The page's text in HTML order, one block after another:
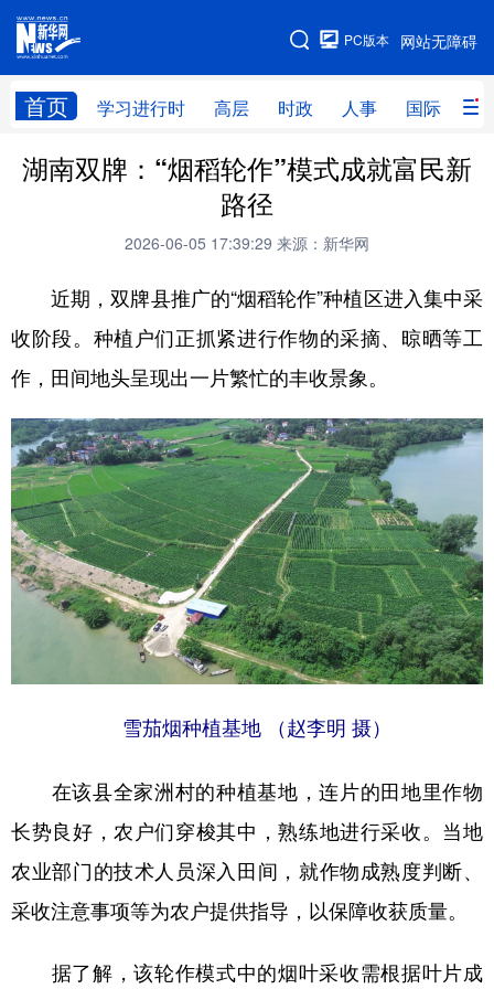
网站无障碍
PC版本
首页 学习进行时 高层 时政 人事 国际 财
网站地图
学习进行时 高层 时政 人事
全球连线
科技 科创 量子 体育
文化 书画 健康 军事
法律 中央文件 金融 汽车
食品 人居 信息化 数字经济
学术中国 乡村振兴 银龄 溯源中国
城市 旅游 能源 会展
彩票 娱乐 时尚 悦读
一带一路 亚太网 上市公司
地方频道
辽宁 吉林 上海 江苏
湖南双牌：“烟稻轮作”模式成就富民新
路径
2026-06-05 17:39:29 来源：新华网
近期，双牌县推广的“烟稻轮作”种植区进入集中采
收阶段。种植户们正抓紧进行作物的采摘、晾晒等工
作，田间地头呈现出一片繁忙的丰收景象。
雪茄烟种植基地 （赵李明 摄）
在该县全家洲村的种植基地，连片的田地里作物
长势良好，农户们穿梭其中，熟练地进行采收。当地
农业部门的技术人员深入田间，就作物成熟度判断、
采收注意事项等为农户提供指导，以保障收获质量。
据了解，该轮作模式中的烟叶采收需根据叶片成